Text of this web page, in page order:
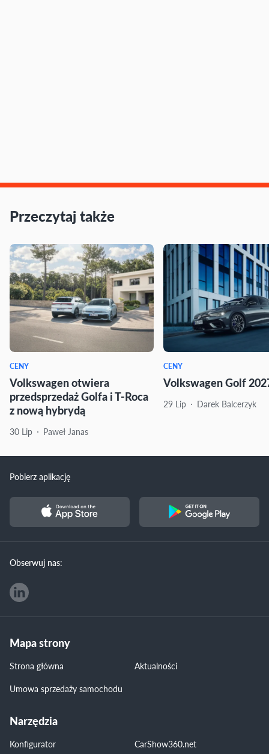
Przeczytaj także
CENY
Volkswagen otwiera
przedsprzedaż Golfa i T-Roca
z nową hybrydą
30 Lip Paweł Janas
CENY
Volkswagen Golf
29 Lip Darek Balcerzyk
Pobierz aplikację
Obserwuj nas:
Mapa strony
Strona główna
Aktualności
Umowa sprzedaży samochodu
Narzędzia
Konfigurator CarShow360.net